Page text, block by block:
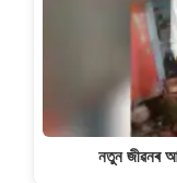
নতুন জীৱনৰ